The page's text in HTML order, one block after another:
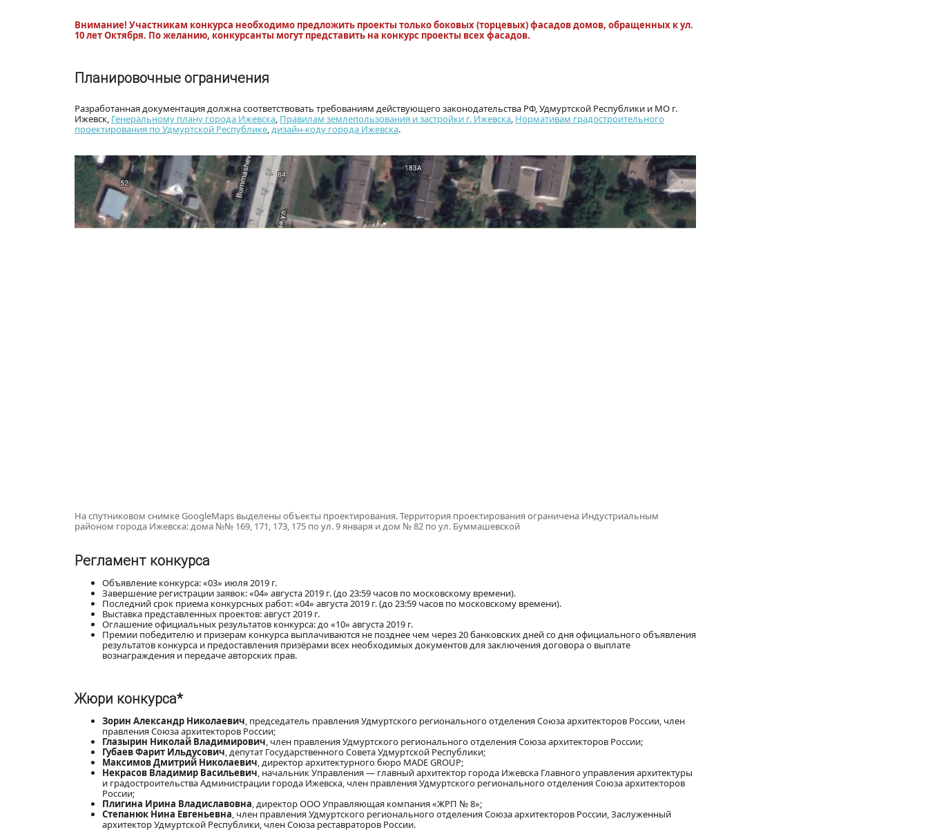
Внимание! Участникам конкурса необходимо предложить проекты только боковых (торцевых) фасадов домов, обращенных к ул.
10 лет Октября. По желанию, конкурсанты могут представить на конкурс проекты всех фасадов.
Планировочные ограничения
Разработанная документация должна соответствовать требованиям действующего законодательства РФ, Удмуртской Республики и МО г.
Ижевск, Генеральному плану города Ижевска, Правилам землепользования и застройки г. Ижевска, Нормативам градостроительного
проектирования по Удмуртской Республике,дизайн-коду города Ижевска.
На спутниковом снимке GoogleMaps выделены объекты проектирования. Территория проектирования ограничена Индустриальным
районом города Ижевска: дома №№ 169, 171, 173, 175 по ул. 9 января и дом № 82 по ул. Буммашевской
Регламент конкурса
Объявление конкурса: «03» июля 2019 г.
Завершение регистрации заявок: «04» августа 2019 г. (до 23:59 часов по московскому времени).
Последний срок приема конкурсных работ: «04» августа 2019 г. (до 23:59 часов по московскому времени).
Выставка представленных проектов: август 2019 г.
Оглашение официальных результатов конкурса: до «10» августа 2019 г.
Премии победителю и призерам конкурса выплачиваются не позднее чем через 20 банковских дней со дня официального объявления
результатов конкурса и предоставления призёрами всех необходимых документов для заключения договора о выплате
вознаграждения и передаче авторских прав.
Жюри конкурса*
Зорин Александр Николаевич, председатель правления Удмуртского регионального отделения Союза архитекторов России, член
правления Союза архитекторов России;
Глазырин Николай Владимирович, член правления Удмуртского регионального отделения Союза архитекторов России;
Губаев Фарит Ильдусович, депутат Государственного Совета Удмуртской Республики;
Максимов Дмитрий Николаевич, директор архитектурного бюро MADE GROUP;
Некрасов Владимир Васильевич, начальник Управления — главный архитектор города Ижевска Главного управления архитектуры
и градостроительства Администрации города Ижевска, член правления Удмуртского регионального отделения Союза архитекторов
России;
Плигина Ирина Владиславовна, директор ООО Управляющая компания «ЖРП № 8»;
Степанюк Нина Евгеньевна, член правления Удмуртского регионального отделения Союза архитекторов России, Заслуженный
архитектор Удмуртской Республики, член Союза реставраторов России.